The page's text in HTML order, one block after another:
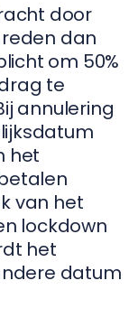
door
dan
om 50%
te
annulering
het
van het
lockdown
het
datum